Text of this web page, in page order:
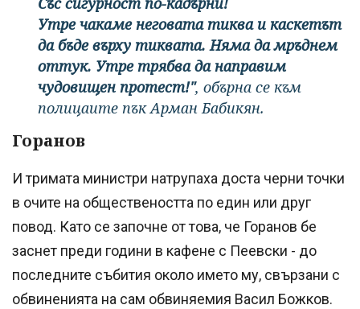
Утре чакаме неговата тиква и каскетът
да бъде върху тиквата. Няма да мръднем
оттук. Утре трябва да направим
чудовищен протест!", обърна се към
полицаите пък Арман Бабикян.
Горанов
И тримата министри натрупаха доста черни точки
в очите на обществеността по един или друг
повод. Като се започне от това, че Горанов бе
заснет преди години в кафене с Пеевски - до
последните събития около името му, свързани с
обвиненията на сам обвиняемия Васил Божков.